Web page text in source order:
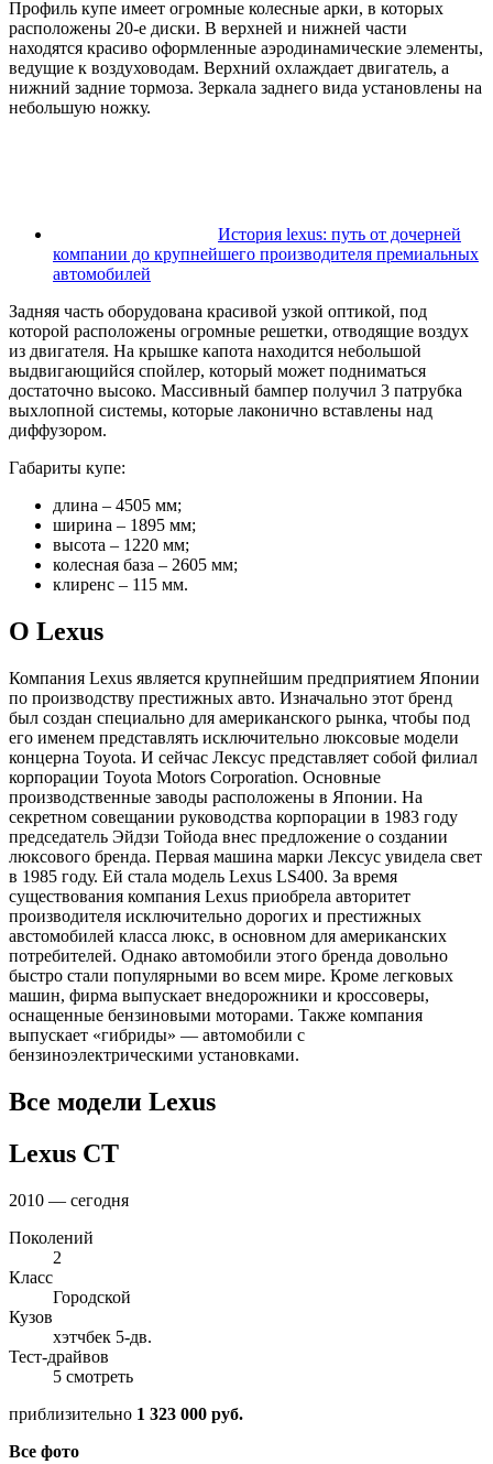
Профиль купе имеет огромные колесные арки, в которых
расположены 20-е диски. В верхней и нижней части
находятся красиво оформленные аэродинамические элементы,
ведущие к воздуховодам. Верхний охлаждает двигатель, а
нижний задние тормоза. Зеркала заднего вида установлены на
небольшую ножку.
История lexus: путь от дочерней
компании до крупнейшего производителя премиальных
автомобилей
Задняя часть оборудована красивой узкой оптикой, под
которой расположены огромные решетки, отводящие воздух
из двигателя. На крышке капота находится небольшой
выдвигающийся спойлер, который может подниматься
достаточно высоко. Массивный бампер получил 3 патрубка
выхлопной системы, которые лаконично вставлены над
диффузором.
Габариты купе:
длина – 4505 мм;
ширина – 1895 мм;
высота – 1220 мм;
колесная база – 2605 мм;
клиренс – 115 мм.
О Lexus
Компания Lexus является крупнейшим предприятием Японии
по производству престижных авто. Изначально этот бренд
был создан специально для американского рынка, чтобы под
его именем представлять исключительно люксовые модели
концерна Toyota. И сейчас Лексус представляет собой филиал
корпорации Toyota Motors Corporation. Основные
производственные заводы расположены в Японии. На
секретном совещании руководства корпорации в 1983 году
председатель Эйдзи Тойода внес предложение о создании
люксового бренда. Первая машина марки Лексус увидела свет
в 1985 году. Ей стала модель Lexus LS400. За время
существования компания Lexus приобрела авторитет
производителя исключительно дорогих и престижных
австомобилей класса люкс, в основном для американских
потребителей. Однако автомобили этого бренда довольно
быстро стали популярными во всем мире. Кроме легковых
машин, фирма выпускает внедорожники и кроссоверы,
оснащенные бензиновыми моторами. Также компания
выпускает «гибриды» — автомобили с
бензиноэлектрическими установками.
Все модели Lexus
Lexus CT
2010 — сегодня
Поколений
2
Класс
Городской
Кузов
хэтчбек 5-дв.
Тест-драйвов
5 смотреть
приблизительно 1 323 000 руб.
Все фото